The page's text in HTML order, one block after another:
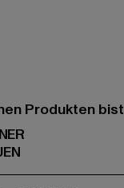
Produkten